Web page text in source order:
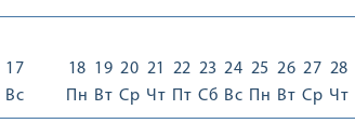
17
Вс
18
Пн
19
Вт
20
Ср
21
Чт
22
Пт
23
Сб
24
Вс
25
Пн
26
Вт
27
Ср
28
Чт